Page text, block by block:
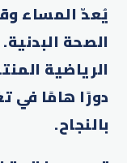
يُعدّ المساء
الصحة
الرياضية
دورًا هامًا في
بالنجاح.